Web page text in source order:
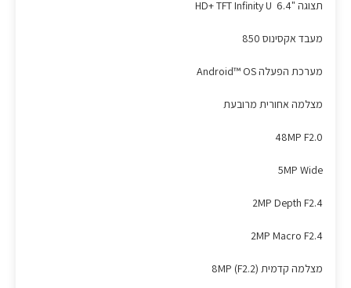
תצוגה "HD+ TFT Infinity U 6.4
מעבד אקסינוס 850
מערכת הפעלה Android™ OS
מצלמה אחורית מרובעת
48MP F2.0
5MP Wide
2MP Depth F2.4
2MP Macro F2.4
מצלמה קדמית (8MP (F2.2